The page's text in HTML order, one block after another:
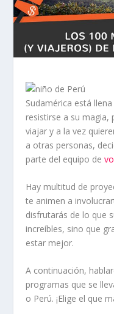
Sudamérica está
resistirse a su
viajar y a la vez
a otras personas,
parte del equipo de
Hay multitud de
te animen a
disfrutarás de lo que
increíbles, sino que
estar mejor.
A continuación,
programas que se
o Perú. ¡Elige el que